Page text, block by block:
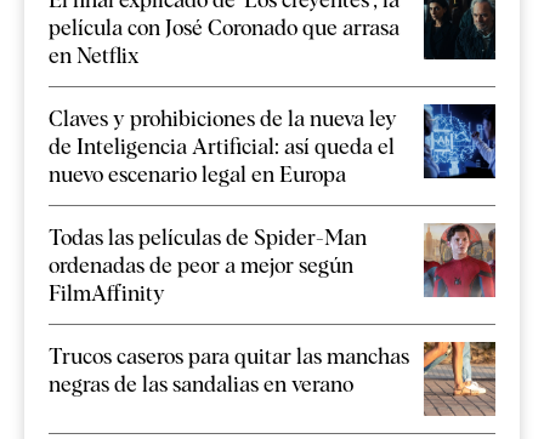
película con José Coronado que arrasa
en Netflix
Claves y prohibiciones de la nueva ley
de Inteligencia Artificial: así queda el
nuevo escenario legal en Europa
Todas las películas de Spider-Man
ordenadas de peor a mejor según
FilmAffinity
Trucos caseros para quitar las manchas
negras de las sandalias en verano